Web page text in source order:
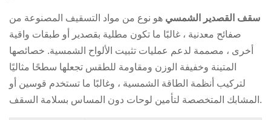
سقف القصدير الشمسي هو نوع من مواد التسقيف المصنوعة من
صفائح معدنية ، غالبًا ما تكون مطلية بقصدير أو طبقات واقية
أخرى ، مصممة لدعم عمليات تثبيت الألواح الشمسية. خصائصها
المتينة وخفيفة الوزن ومقاومة للطقس تجعلها سطحًا مثاليًا
لتركيب أنظمة الطاقة الشمسية ، وغالبًا ما تستخدم قوسين أو
المشابك المتخصصة لتأمين لوحات دون المساس بسلامة السقف.